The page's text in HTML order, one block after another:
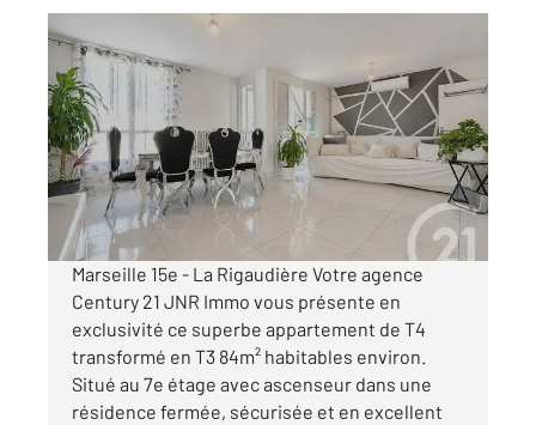
MARSEILLE 13015
84,10 m2, 4 pièces
Ref : 12149
Appartement T4 à vendre
163 000 €
Visiter le site dédié
Marseille 15e - La Rigaudière Votre agence
Century 21 JNR Immo vous présente en
exclusivité ce superbe appartement de T4
transformé en T3 84m² habitables environ.
Situé au 7e étage avec ascenseur dans une
résidence fermée, sécurisée et en excellent